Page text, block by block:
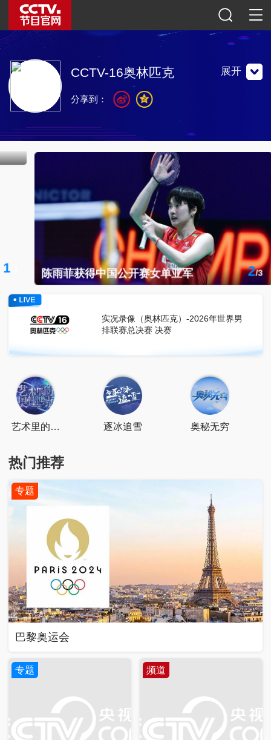
CCTV-16奥林匹克
中国大陆地区唯一得到国际奥委会授权使用奥林匹克名称和
五环标识的传播平台。
中国大陆地区唯一得到国际奥委会授权使用奥林匹克名称和
五环标识的传播平台。
联系地址：中国北京市朝阳区光华路甲一号院
邮编：100020
扫一扫关注
奥林匹克客户端
点击下载
体育公众号
扫一扫关注
展开
分享到：
陈雨菲获得中国公开赛女单亚军 2/3
实况录像（奥林匹克）-2026年世界男
排联赛总决赛 决赛
艺术里的奥
逐冰追雪 奥秘无穷
热门推荐
巴黎奥运会
专题
专题 频道